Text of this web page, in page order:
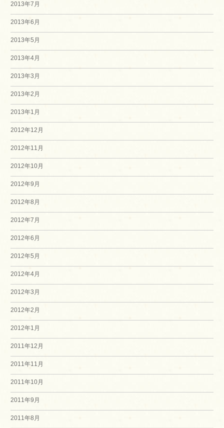
2013年7月
2013年6月
2013年5月
2013年4月
2013年3月
2013年2月
2013年1月
2012年12月
2012年11月
2012年10月
2012年9月
2012年8月
2012年7月
2012年6月
2012年5月
2012年4月
2012年3月
2012年2月
2012年1月
2011年12月
2011年11月
2011年10月
2011年9月
2011年8月